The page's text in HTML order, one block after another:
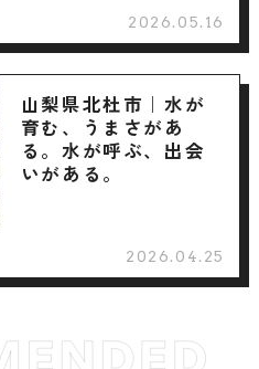
2026.05.16
山梨県北杜市｜水が
育む、うまさがあ
る。水が呼ぶ、出会
いがある。
2026.04.25